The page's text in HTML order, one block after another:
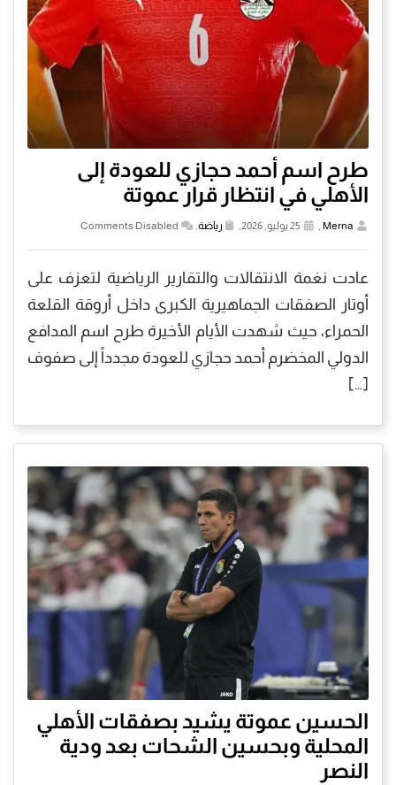
طرح اسم أحمد حجازي للعودة إلى
الأهلي في انتظار قرار عموتة
Merna رياضة Comments Disabled
عادت نغمة الانتقالات والتقارير الرياضية لتعزف على
أوتار الصفقات الجماهيرية الكبرى داخل أروقة القلعة
الحمراء، حيث شهدت الأيام الأخيرة طرح اسم المدافع
الدولي المخضرم أحمد حجازي للعودة مجدداً إلى صفوف
[…]
الحسين عموتة يشيد بصفقات الأهلي
المحلية وبحسين الشحات بعد ودية
النصر